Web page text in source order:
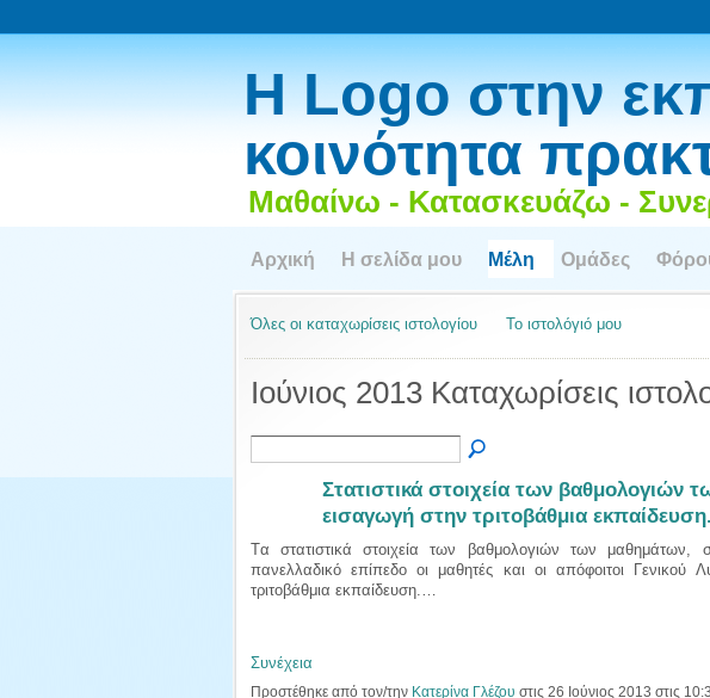
Η Logo στην
κοινότητα
Μαθαίνω - Κατασκευάζω -
Αρχική Η σελίδα μου Μέλη Ομάδες
Όλες οι καταχωρίσεις ιστολογίου Το ιστολόγιό μου
Ιούνιος 2013 Καταχωρίσεις
Στατιστικά στοιχεία των βαθμολογιών
εισαγωγή στην τριτοβάθμια εκπαίδευση.
Tα στατιστικά στοιχεία των βαθμολογιών των μαθημάτων,
πανελλαδικό επίπεδο οι μαθητές και οι απόφοιτοι Γενικού
τριτοβάθμια εκπαίδευση.…
Συνέχεια
Προστέθηκε από τον/την Κατερίνα Γλέζου στις 26 Ιούνιος 2013 στις